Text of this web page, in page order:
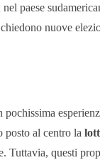
nel paese
nuove
posto al centro la
Tuttavia, questi